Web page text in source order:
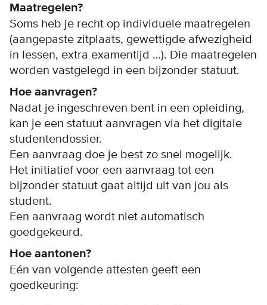
Maatregelen?
Soms heb je recht op individuele maatregelen
(aangepaste zitplaats, gewettigde afwezigheid
in lessen, extra examentijd …). Die maatregelen
worden vastgelegd in een bijzonder statuut.
Hoe aanvragen?
Nadat je ingeschreven bent in een opleiding,
kan je een statuut aanvragen via het digitale
studentendossier.
Een aanvraag doe je best zo snel mogelijk.
Het initiatief voor een aanvraag tot een
bijzonder statuut gaat altijd uit van jou als
student.
Een aanvraag wordt niet automatisch
goedgekeurd.
Hoe aantonen?
Eén van volgende attesten geeft een
goedkeuring: